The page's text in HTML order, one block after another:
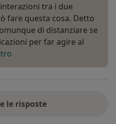
tra i due
fare questa cosa. Detto
di distanziare se
per far agire al
le risposte